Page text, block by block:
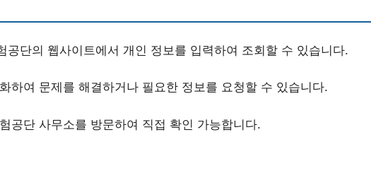
공단의 웹사이트에서 개인 정보를 입력하여 조회할 수 있습니다.
하여 문제를 해결하거나 필요한 정보를 요청할 수 있습니다.
공단 사무소를 방문하여 직접 확인 가능합니다.